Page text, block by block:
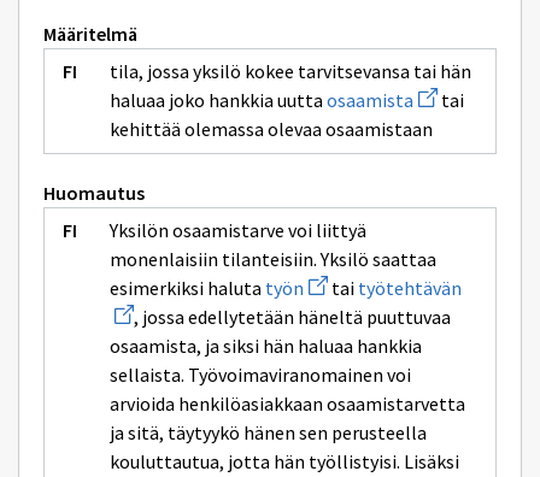
Määritelmä
tila, jossa yksilö kokee tarvitsevansa tai hän
haluaa joko hankkia uutta osaamista Avaa
uuden
ikkunan
sivulle
tai
kehittää olemassa olevaa osaamistaan
Huomautus
Yksilön osaamistarve voi liittyä
monenlaisiin tilanteisiin. Yksilö saattaa
esimerkiksi haluta työn Avaa
uuden
ikkunan
sivulle
työn
tai työtehtävän
, jossa edellytetään häneltä puuttuvaa
osaamista, ja siksi hän haluaa hankkia
sellaista. Työvoimaviranomainen voi
arvioida henkilöasiakkaan osaamistarvetta
ja sitä, täytyykö hänen sen perusteella
kouluttautua, jotta hän työllistyisi. Lisäksi